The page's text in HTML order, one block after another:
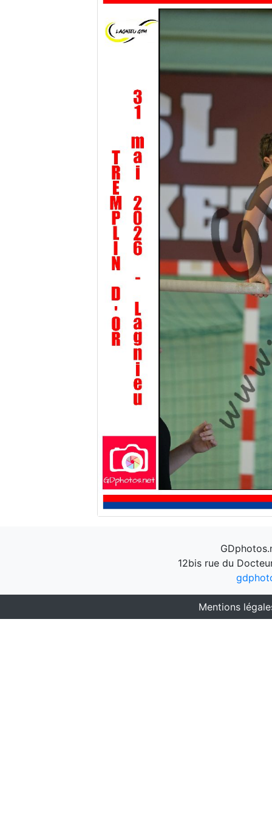
12bis rue du
Mentions